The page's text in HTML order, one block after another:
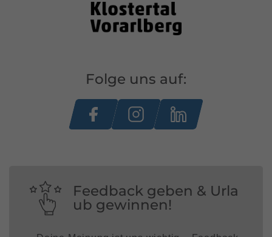
Folge uns auf:
Feedback geben & Urla
ub gewinnen!